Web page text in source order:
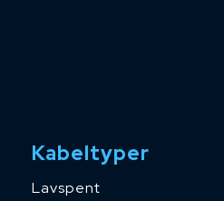
Kabeltyper
Lavspent